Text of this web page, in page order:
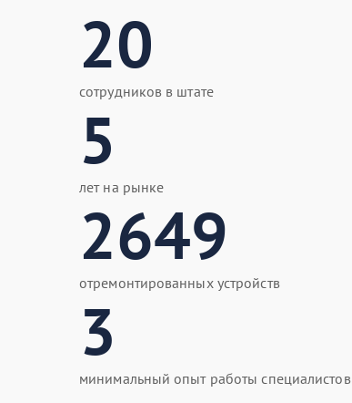
20
сотрудников в штате
5
лет на рынке
2649
отремонтированных устройств
3
минимальный опыт работы специалистов